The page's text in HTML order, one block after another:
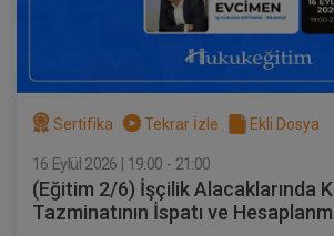
Sertifika Tekrar İzle Ekli Dosya
16 Eylül 2026 | 19:00 - 21:00
(Eğitim 2/6) İşçilik Alacaklarında
Tazminatının İspatı ve